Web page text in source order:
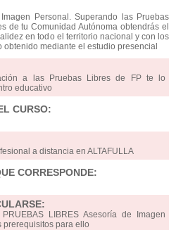
Personal. Superando las Pruebas
de tu Comunidad Autónoma obtendrás el
en todo el territorio nacional y con los
mediante el estudio presencial
a las Pruebas Libres de FP te lo
educativo
CURSO:
a distancia en ALTAFULLA
CORRESPONDE:
LIBRES Asesoría de Imagen
prerequisitos para ello